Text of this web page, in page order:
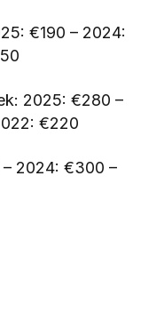
€190 – 2024:
2025: €280 –
€220
– 2024: €300 –